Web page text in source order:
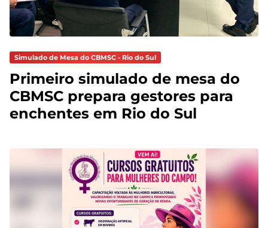
Simulado de Mesa do CBMSC - Rio do Sul
Primeiro simulado de mesa do
CBMSC prepara gestores para
enchentes em Rio do Sul